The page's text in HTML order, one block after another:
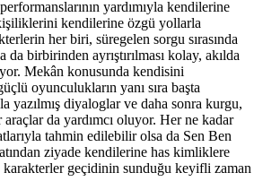
yardımıyla kendilerine
kendilerine özgü yollarla
her biri, süregelen sorgu sırasında
da birbirinden ayrıştırılması kolay, akılda
Mekân konusunda kendisini
oyunculukların yanı sıra başta
yazılmış diyaloglar ve daha sonra kurgu,
da yardımcı oluyor. Her ne kadar
tahmin edilebilir olsa da Sen Ben
ziyade kendilerine has kimliklere
geçidinin sunduğu keyifli zaman